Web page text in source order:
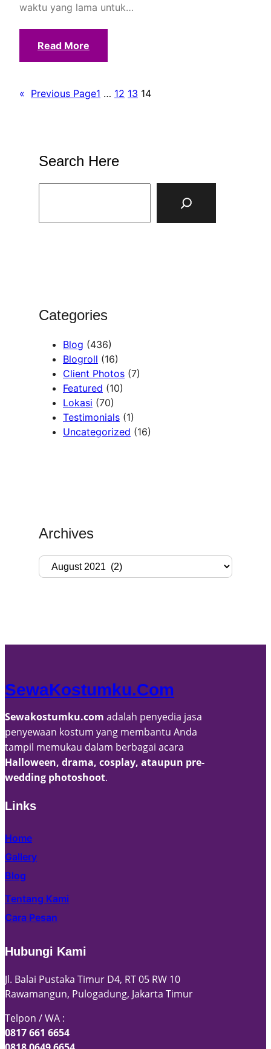
waktu yang lama untuk…
Read More
« Previous Page1 … 12 13 14
Search Here
Categories
Blog (436)
Blogroll (16)
Client Photos (7)
Featured (10)
Lokasi (70)
Testimonials (1)
Uncategorized (16)
Archives
A
r
SewaKostumku.com
Sewakostumku.com adalah penyedia jasa
penyewaan kostum yang membantu Anda
tampil memukau dalam berbagai acara
Halloween, drama, cosplay, ataupun pre-
wedding photoshoot.
Links
Home
Gallery
Blog
Tentang Kami
Cara Pesan
Hubungi Kami
Jl. Balai Pustaka Timur D4, RT 05 RW 10
Rawamangun, Pulogadung, Jakarta Timur
Telpon / WA :
0817 661 6654